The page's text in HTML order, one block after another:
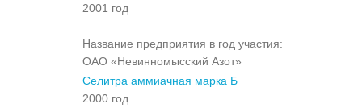
2001 год
Название предприятия в год участия:
ОАО «Невинномысский Азот»
Селитра аммиачная марка Б
2000 год